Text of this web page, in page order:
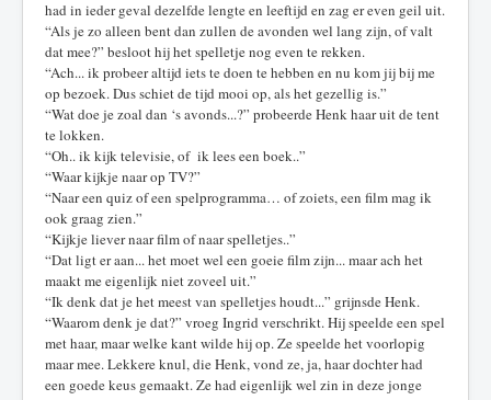
had in ieder geval dezelfde lengte en leeftijd en zag er even geil uit.
“Als je zo alleen bent dan zullen de avonden wel lang zijn, of valt
dat mee?” besloot hij het spelletje nog even te rekken.
“Ach... ik probeer altijd iets te doen te hebben en nu kom jij bij me
op bezoek. Dus schiet de tijd mooi op, als het gezellig is.”
“Wat doe je zoal dan ‘s avonds...?” probeerde Henk haar uit de tent
te lokken.
“Oh.. ik kijk televisie, of ik lees een boek..”
“Waar kijkje naar op TV?”
“Naar een quiz of een spelprogramma… of zoiets, een film mag ik
ook graag zien.”
“Kijkje liever naar film of naar spelletjes..”
“Dat ligt er aan... het moet wel een goeie film zijn... maar ach het
maakt me eigenlijk niet zoveel uit.”
“Ik denk dat je het meest van spelletjes houdt...” grijnsde Henk.
“Waarom denk je dat?” vroeg Ingrid verschrikt. Hij speelde een spel
met haar, maar welke kant wilde hij op. Ze speelde het voorlopig
maar mee. Lekkere knul, die Henk, vond ze, ja, haar dochter had
een goede keus gemaakt. Ze had eigenlijk wel zin in deze jonge